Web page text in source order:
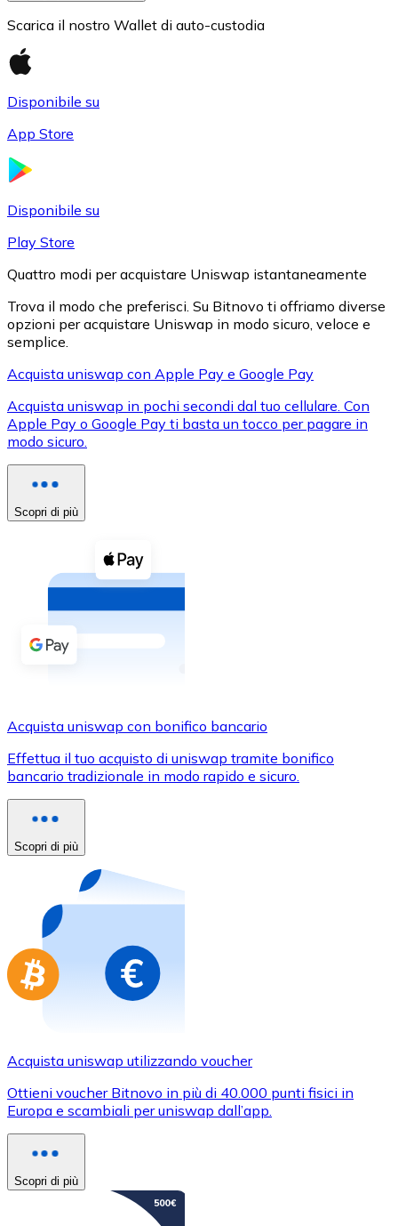
XRP
XRP
Vedi tutto
Buoni cripto
Acquista criptovalute in contanti e altri mezzi di
Acquista con contanti
Bonifico SEPA
Usa le carte Visa e Mastercard per acquistare
Acquista con carta
Acquista gift card dei tuoi marchi preferiti con
Vai al negozio di carte regalo
Scarica il nostro Wallet di auto-custodia
Disponibile su
App Store
Disponibile su
Play Store
Quattro modi per acquistare Uniswap istantaneamente
Trova il modo che preferisci. Su Bitnovo ti offriamo diverse
opzioni per acquistare Uniswap in modo sicuro, veloce e
semplice.
Acquista uniswap con Apple Pay e Google Pay
Acquista uniswap in pochi secondi dal tuo cellulare. Con
Apple Pay o Google Pay ti basta un tocco per pagare in
modo sicuro.
Scopri di più
Acquista uniswap con bonifico bancario
Effettua il tuo acquisto di uniswap tramite bonifico
bancario tradizionale in modo rapido e sicuro.
Scopri di più
Acquista uniswap utilizzando voucher
Ottieni voucher Bitnovo in più di 40.000 punti fisici in
Europa e scambiali per uniswap dall’app.
Scopri di più